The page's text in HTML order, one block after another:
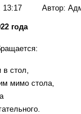
13:17
Автор:
года
в стол,
мимо стола,